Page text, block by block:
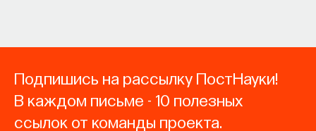
Подпишись на рассылку ПостНауки!
В каждом письме - 10 полезных
ссылок от команды проекта.